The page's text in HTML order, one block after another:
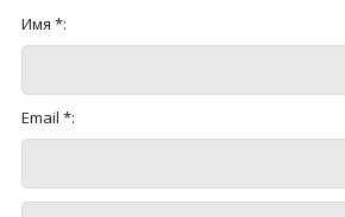
Имя *:
Email *: